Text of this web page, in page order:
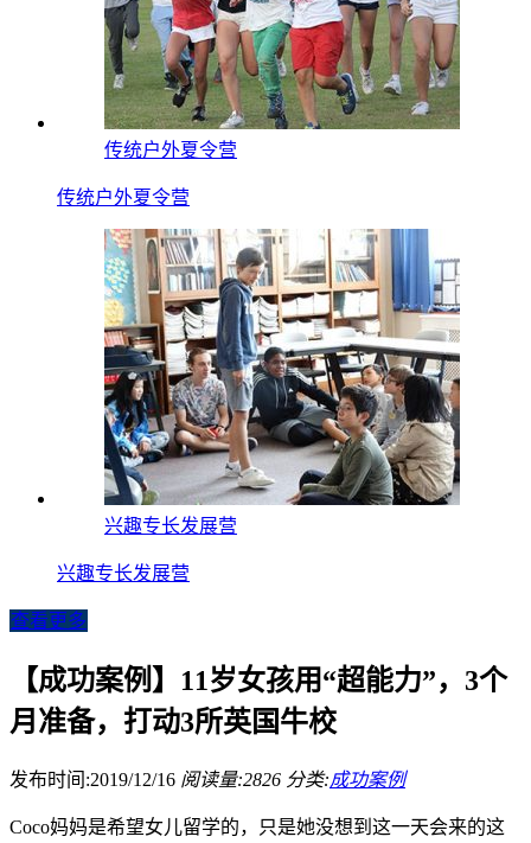
传统户外夏令营
传统户外夏令营
兴趣专长发展营
兴趣专长发展营
查看更多
【成功案例】11岁女孩用“超能力”，3个
月准备，打动3所英国牛校
发布时间:2019/12/16 阅读量:2826 分类:成功案例
Coco妈妈是希望女儿留学的，只是她没想到这一天会来的这